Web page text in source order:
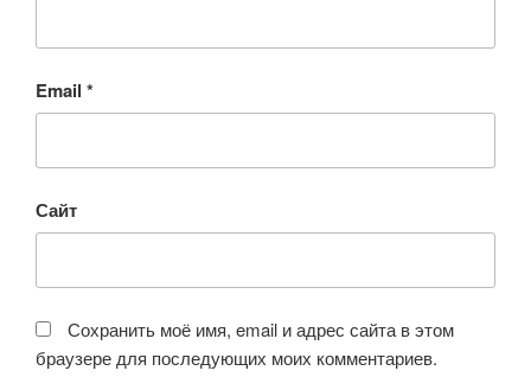
Email *
Сайт
Сохранить моё имя, email и адрес сайта в этом
браузере для последующих моих комментариев.